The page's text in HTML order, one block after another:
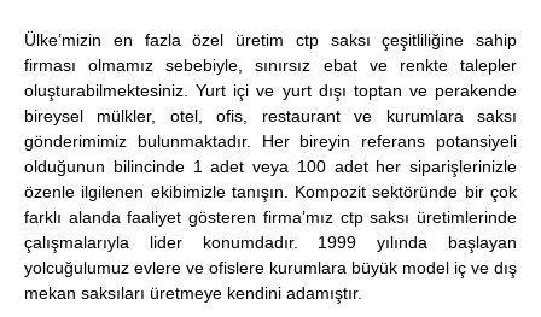
Ülke’mizin en fazla özel üretim ctp saksı çeşitliliğine sahip
firması olmamız sebebiyle, sınırsız ebat ve renkte talepler
oluşturabilmektesiniz. Yurt içi ve yurt dışı toptan ve perakende
bireysel mülkler, otel, ofis, restaurant ve kurumlara saksı
gönderimimiz bulunmaktadır. Her bireyin referans potansiyeli
olduğunun bilincinde 1 adet veya 100 adet her siparişlerinizle
özenle ilgilenen ekibimizle tanışın. Kompozit sektöründe bir çok
farklı alanda faaliyet gösteren firma’mız ctp saksı üretimlerinde
çalışmalarıyla lider konumdadır. 1999 yılında başlayan
yolcuğulumuz evlere ve ofislere kurumlara büyük model iç ve dış
mekan saksıları üretmeye kendini adamıştır.